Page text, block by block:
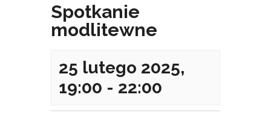
Spotkanie
modlitewne
25 lutego 2025,
19:00 - 22:00